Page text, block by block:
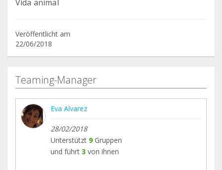
Vida animal
Veröffentlicht am
22/06/2018
Teaming-Manager
Eva Alvarez
28/02/2018
Unterstützt 9Gruppen
und führt 3 von ihnen